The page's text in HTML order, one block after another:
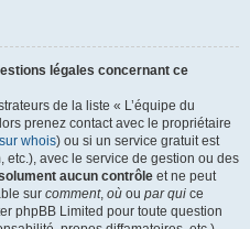
légales concernant ce
de la liste « L’équipe du
prenez contact avec le propriétaire
whois) ou si un service gratuit est
etc.), avec le service de gestion ou des
aucun contrôle et ne peut
sur comment, où ou par qui ce
phpBB Limited pour toute question